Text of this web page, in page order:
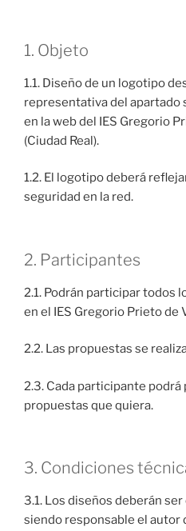
1. Objeto
1.1. Diseño de un logotipo
representativa del apartado
en la web del IES Gregorio
(Ciudad Real).
1.2. El logotipo deberá
seguridad en la red.
2. Participantes
2.1. Podrán participar todos
en el IES Gregorio Prieto de
2.2. Las propuestas se
2.3. Cada participante
propuestas que quiera.
3. Condiciones
3.1. Los diseños deberán
siendo responsable el autor